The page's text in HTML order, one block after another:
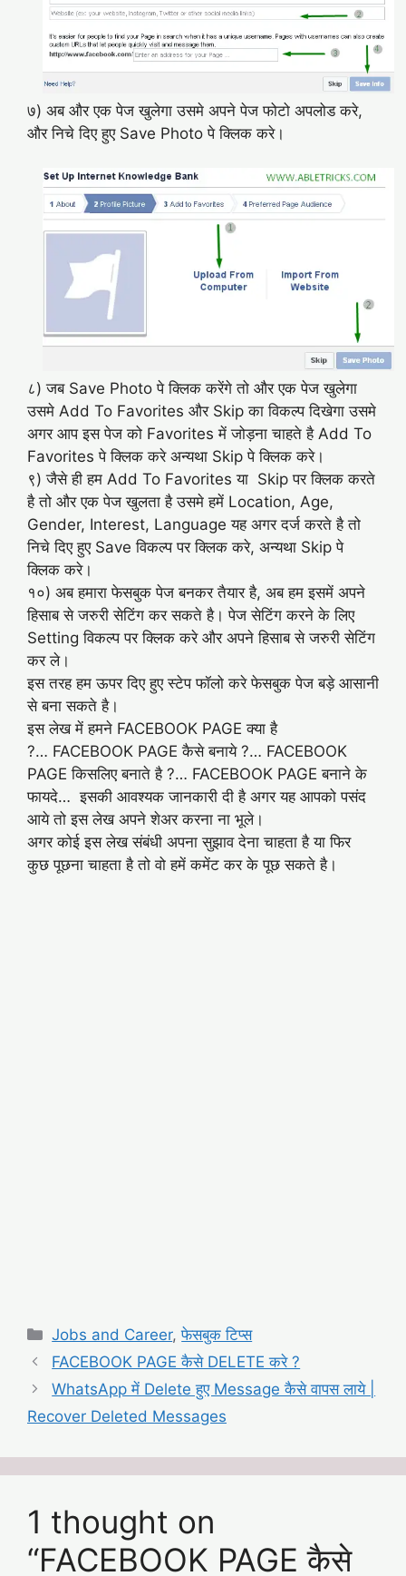
७) अब और एक पेज खुलेगा उसमे अपने पेज फोटो अपलोड करे,
और निचे दिए हुए Save Photo पे क्लिक करे।
८) जब Save Photo पे क्लिक करेंगे तो और एक पेज खुलेगा
उसमे Add To Favorites और Skip का विकल्प दिखेगा उसमे
अगर आप इस पेज को Favorites में जोड़ना चाहते है Add To
Favorites पे क्लिक करे अन्यथा Skip पे क्लिक करे।
९) जैसे ही हम Add To Favorites या Skip पर क्लिक करते
है तो और एक पेज खुलता है उसमे हमें Location, Age,
Gender, Interest, Language यह अगर दर्ज करते है तो
निचे दिए हुए Save विकल्प पर क्लिक करे, अन्यथा Skip पे
क्लिक करे।
१०) अब हमारा फेसबुक पेज बनकर तैयार है, अब हम इसमें अपने
हिसाब से जरुरी सेटिंग कर सकते है। पेज सेटिंग करने के लिए
Setting विकल्प पर क्लिक करे और अपने हिसाब से जरुरी सेटिंग
कर ले।
इस तरह हम ऊपर दिए हुए स्टेप फॉलो करे फेसबुक पेज बड़े आसानी
से बना सकते है।
इस लेख में हमने FACEBOOK PAGE क्या है
?… FACEBOOK PAGE कैसे बनाये ?… FACEBOOK
PAGE किसलिए बनाते है ?… FACEBOOK PAGE बनाने के
फायदे… इसकी आवश्यक जानकारी दी है अगर यह आपको पसंद
आये तो इस लेख अपने शेअर करना ना भूले।
अगर कोई इस लेख संबंधी अपना सुझाव देना चाहता है या फिर
कुछ पूछना चाहता है तो वो हमें कमेंट कर के पूछ सकते है।
Categories
Jobs and Career,फेसबुक टिप्स
FACEBOOK PAGE कैसे DELETE करे ?
WhatsApp में Delete हुए Message कैसे वापस लाये |
Recover Deleted Messages
1 thought on
“FACEBOOK PAGE कैसे